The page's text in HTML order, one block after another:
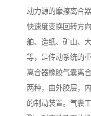
动力源的摩擦离合
快速度变换回转方
舶、造纸、矿山、
等，是传动系统的重
离合器橡胶气囊离
两种，由外胶层，
的制动装置。气囊